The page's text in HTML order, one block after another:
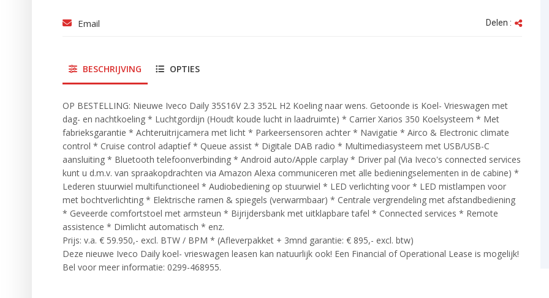
Email Delen :
BESCHRIJVING OPTIES
OP BESTELLING: Nieuwe Iveco Daily 35S16V 2.3 352L H2 Koeling naar wens. Getoonde is Koel- Vrieswagen met
dag- en nachtkoeling * Luchtgordijn (Houdt koude lucht in laadruimte) * Carrier Xarios 350 Koelsysteem * Met
fabrieksgarantie * Achteruitrijcamera met licht * Parkeersensoren achter * Navigatie * Airco & Electronic climate
control * Cruise control adaptief * Queue assist * Digitale DAB radio * Multimediasysteem met USB/USB-C
aansluiting * Bluetooth telefoonverbinding * Android auto/Apple carplay * Driver pal (Via Iveco's connected services
kunt u d.m.v. van spraakopdrachten via Amazon Alexa communiceren met alle bedieningselementen in de cabine) *
Lederen stuurwiel multifunctioneel * Audiobediening op stuurwiel * LED verlichting voor * LED mistlampen voor
met bochtverlichting * Elektrische ramen & spiegels (verwarmbaar) * Centrale vergrendeling met afstandbediening
* Geveerde comfortstoel met armsteun * Bijrijdersbank met uitklapbare tafel * Connected services * Remote
assistence * Dimlicht automatisch * enz.
Prijs: v.a. € 59.950,- excl. BTW / BPM * (Afleverpakket + 3mnd garantie: € 895,- excl. btw)
Deze nieuwe Iveco Daily koel- vrieswagen leasen kan natuurlijk ook! Een Financial of Operational Lease is mogelijk!
Bel voor meer informatie: 0299-468955.